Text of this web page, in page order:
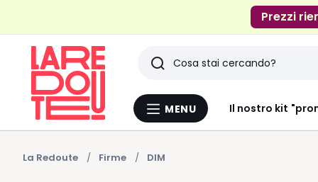
Prezzi
Menu
MENU Il nostro kit
Ricerca
Ultimi
articoli
visti
La Redoute Firme DIM